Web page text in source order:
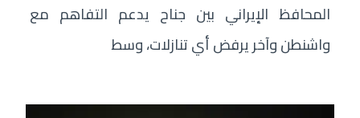
المحافظ الإيراني بين جناح يدعم التفاهم مع
واشنطن وآخر يرفض أي تنازلات، وسط